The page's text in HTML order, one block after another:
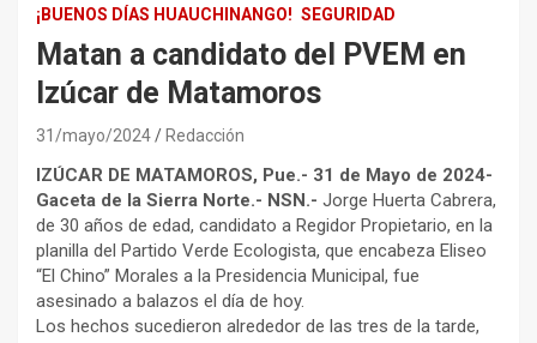
¡BUENOS DÍAS HUAUCHINANGO! SEGURIDAD
Matan a candidato del PVEM en
Izúcar de Matamoros
31/mayo/2024 Redacción
IZÚCAR DE MATAMOROS, Pue.- 31 de Mayo de 2024-
Gaceta de la Sierra Norte.- NSN.- Jorge Huerta Cabrera,
de 30 años de edad, candidato a Regidor Propietario, en la
planilla del Partido Verde Ecologista, que encabeza Eliseo
“El Chino” Morales a la Presidencia Municipal, fue
asesinado a balazos el día de hoy.
Los hechos sucedieron alrededor de las tres de la tarde,